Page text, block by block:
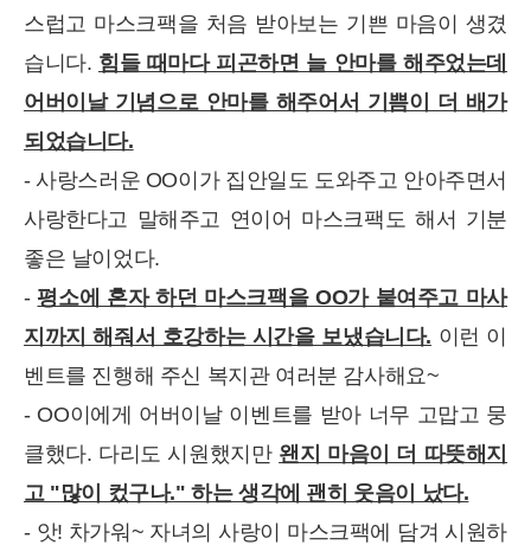
스럽고 마스크팩을 처음 받아보는 기쁜 마음이 생겼
습니다. 힘들 때마다 피곤하면 늘 안마를 해주었는데
어버이날 기념으로 안마를 해주어서 기쁨이 더 배가
되었습니다.
- 사랑스러운 OO이가 집안일도 도와주고 안아주면서
사랑한다고 말해주고 연이어 마스크팩도 해서 기분
좋은 날이었다.
-평소에 혼자 하던 마스크팩을 OO가 붙여주고 마사
지까지 해줘서 호강하는 시간을 보냈습니다. 이런 이
벤트를 진행해 주신 복지관 여러분 감사해요~
- OO이에게 어버이날 이벤트를 받아 너무 고맙고 뭉
클했다. 다리도 시원했지만 왠지 마음이 더 따뜻해지
고 "많이 컸구나." 하는 생각에 괜히 웃음이 났다.
- 앗! 차가워~ 자녀의 사랑이 마스크팩에 담겨 시원하